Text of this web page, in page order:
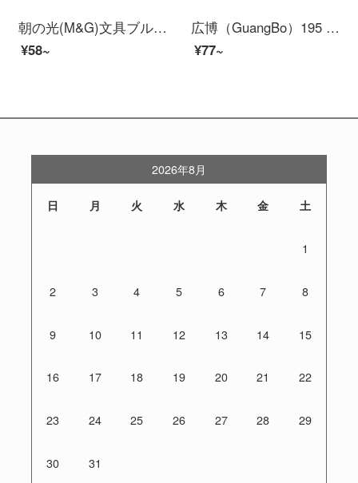
朝の光(M&G)文具ブルーの強いはさみ学生の携帯型の切り紙刀の軟膏の取っ手の簡単な執務するはさみは単にASSN 2246を詰めます。
¥58~
広博（GuangBo）195 mm鋭利型省力家庭事務用ハサミJD 8258
¥77~
2026年8月
日 月 火 水 木 金 土
1
2 3 4 5 6 7 8
9 10 11 12 13 14 15
16 17 18 19 20 21 22
23 24 25 26 27 28 29
30 31